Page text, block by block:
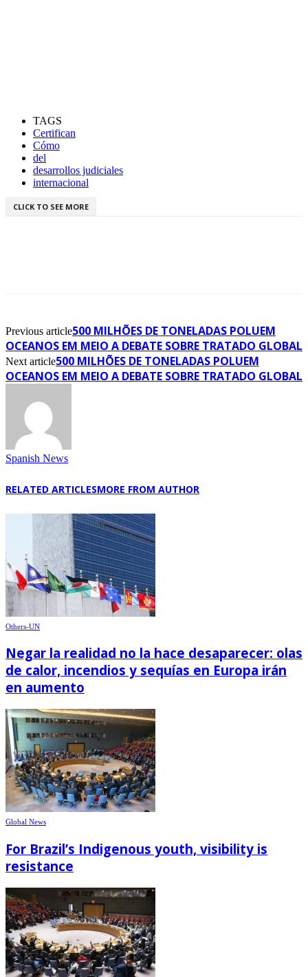
TAGS
Certifican
Cómo
del
desarrollos judiciales
internacional
CLICK TO SEE MORE
Previous article500 MILHÕES DE TONELADAS POLUEM
OCEANOS EM MEIO A DEBATE SOBRE TRATADO GLOBAL
Next article500 MILHÕES DE TONELADAS POLUEM
OCEANOS EM MEIO A DEBATE SOBRE TRATADO GLOBAL
Spanish News
RELATED ARTICLESMORE FROM AUTHOR
Others-UN
Negar la realidad no la hace desaparecer: olas
de calor, incendios y sequías en Europa irán
en aumento
Global News
For Brazil’s Indigenous youth, visibility is
resistance